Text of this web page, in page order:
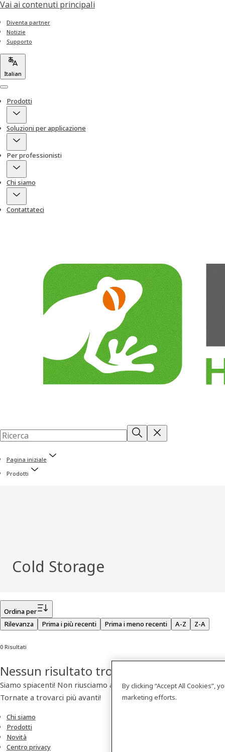
Vai ai contenuti principali
Diventa partner
Notizie
Supporto
Italian
Menu
Prodotti
Soluzioni per applicazione
Per professionisti
Chi siamo
Contattateci
Pagina iniziale
Prodotti
Cold Storage
Ordina per
Rilevanza
Prima i più recenti Prima i meno recenti A-Z Z-A
0 Risultati
Nessun risultato trovato
Siamo spiacenti! Non riusciamo a trovare nessun prodotto.
Tornate a trovarci più avanti!
Chi siamo
Prodotti
Novità
Centro privacy
By clicking “Accept All Cookies”,
marketing efforts.